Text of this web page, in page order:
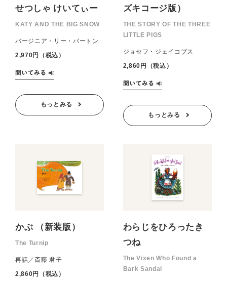
せつしゃ けいてぃー
KATY AND THE BIG SNOW
バージニア・リー・バートン
2,970円（税込）
もっとみる
ズキコージ版）
THE STORY OF THE THREE
LITTLE PIGS
ジョセフ・ジェイコブス
2,860円（税込）
もっとみる
かぶ （新装版）
The Turnip
再話／斎藤 君子
2,860円（税込）
わらじをひろったき
つね
The Vixen Who Found a
Bark Sandal